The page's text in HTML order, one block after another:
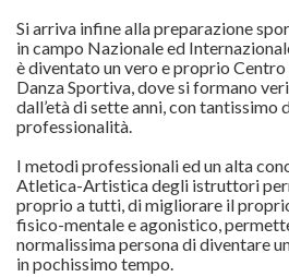
Si arriva infine alla preparazione
in campo Nazionale ed
è diventato un vero e proprio
Danza Sportiva, dove si formano
dall’età di sette anni, con tantissimo
professionalità.
I metodi professionali ed un alta
Atletica-Artistica degli istruttori
proprio a tutti, di migliorare il
fisico-mentale e agonistico,
normalissima persona di diventare
in pochissimo tempo.